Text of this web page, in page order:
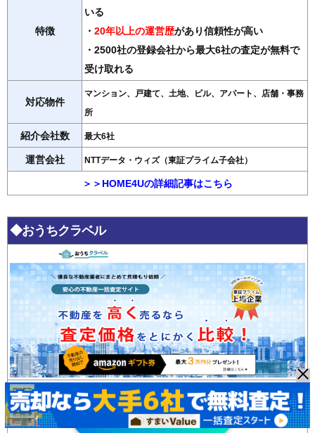
特徴
いる
・ 20年以上の運営歴があり信頼性が高い
・2500社の登録会社から最大6社の査定が無料で
受け取れる
対応物件
マンション、戸建て、土地、ビル、アパート、店舗・事務
所
紹介会社数 最大6社
運営会社 NTTデータ・ウィズ（東証プライム子会社）
＞＞HOME4Uの詳細記事はこちら
◆おうちクラベル
おうちクラベル
無料査定はこちら >>